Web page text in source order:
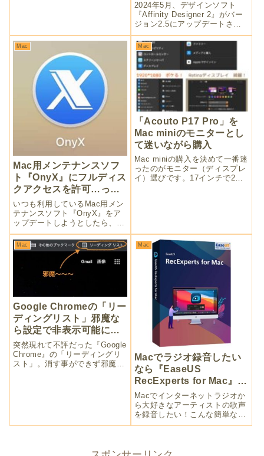
2024年5月、デザインソフト
『Affinity Designer 2』がバー
ジョン2.5にアップデートされ
ました。新機能「境界線の幅ツ
ール」で線の太さの調整が直感
的で使いやすくりました。ベク
ターイラストを描くなら嬉しい
機能ですよ。
Mac
Mac用メンテナンスソフ
ト『OnyX』にフルディス
クアクセスを許可…って
何だ⁈
いつも利用しているMac用メン
テナンスソフト『OnyX』をア
ップデートしようとしたら、フ
ルディスクアクセス権限が必要
になっていました。『macOS
Mojave』以降のセキュリティ機
能なのですが、今までと違う英
語の画面にビビってしまっ
た……。
Mac
「Acouto P17 Pro」を
Mac miniのモニターとし
て迷いながら購入
Mac miniの購入を決めて一番迷
ったのがモニター（ディスプレ
イ）選びです。17インチで2K
Mac
Google Chromeの「リー
ディングリスト」邪魔な
ら設定で非表示可能にな
ったよ
突然現れて不評だった『Google
Chrome』の「リーディングリ
スト」。消す事ができず邪魔で
Mac
Macでラジオ録音したい
なら『EaseUS
RecExperts for Mac』が
簡単【PR】
Macでインターネットラジオか
ら大好きなアーティストの歌声
を録音したい！こんな簡単なこ
とができなかったんです。
ちろん動画の収録もOKで、簡